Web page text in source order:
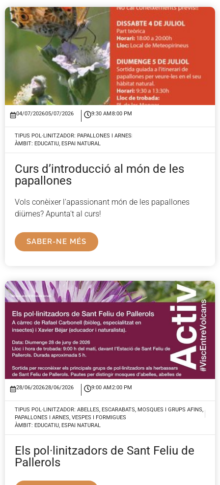
04/07/202605/07/2026 9:30 AM8:00 PM
TIPUS POL·LINITZADOR: PAPALLONES I ARNES
ÀMBIT: EDUCATIU, ESPAI NATURAL
Curs d’introducció al món de les
papallones
Vols conèixer l'apassionant món de les papallones
diürnes? Apunta't al curs!
SABER-NE MÉS
28/06/202628/06/2026 9:00 AM2:00 PM
TIPUS POL·LINITZADOR: ABELLES, ESCARABATS, MOSQUES I GRUPS AFINS,
PAPALLONES I ARNES, VESPES I FORMIGUES
ÀMBIT: EDUCATIU, ESPAI NATURAL
Els pol·linitzadors de Sant Feliu de
Pallerols